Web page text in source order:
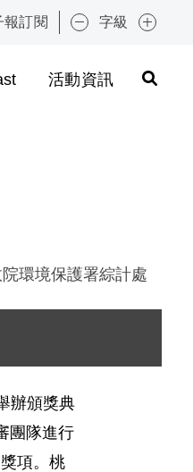
報訂閱 字級
活動資訊
:::
環境保護署綜計處
辦頒獎典
團隊進行
項。桃